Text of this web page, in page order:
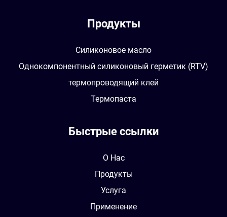
Продукты
Силиконовое масло
Однокомпонентный силиконовый герметик (RTV)
термопроводящий клей
Термопаста
Быстрые ссылки
О Нас
Продукты
Услуга
Применение